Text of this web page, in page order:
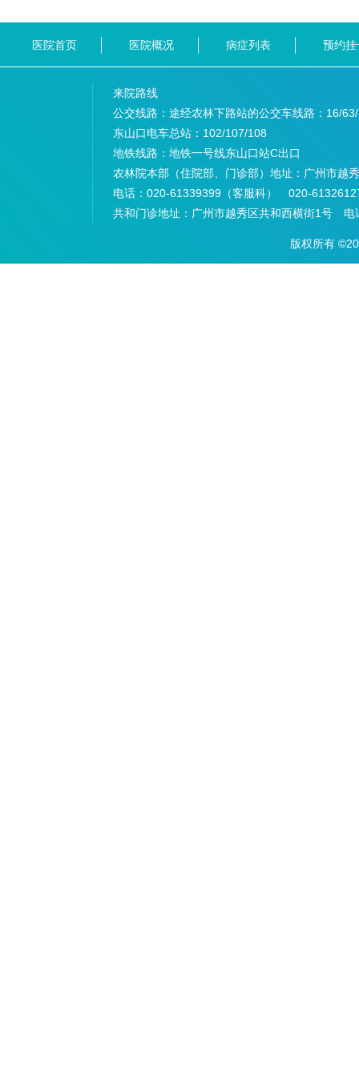
医院首页 医院概况 病症列表 预约挂
来院路线
公交线路：途经农林下路站的公交车线路： 16/
东山口电车总站： 102/107/108
地铁线路： 地铁一号线东山口站C出口
农林院本部（住院部、门诊部）地址： 广州市越
电话： 020-61339399（客服科） 020-
共和门诊地址： 广州市越秀区共和西横街1号 电
版权所有